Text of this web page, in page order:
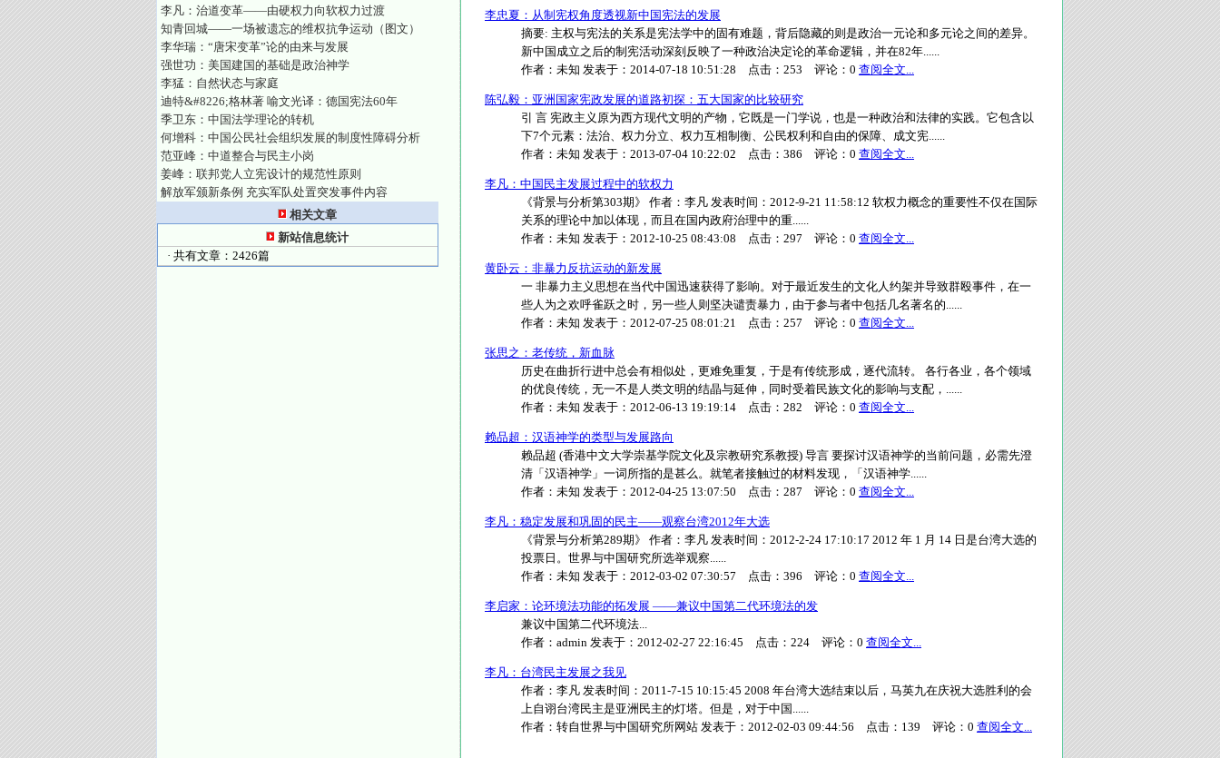
李凡：治道变革——由硬权力向软权力过渡
知青回城——一场被遗忘的维权抗争运动（图文）
李华瑞：“唐宋变革”论的由来与发展
强世功：美国建国的基础是政治神学
李猛：自然状态与家庭
迪特&#8226;格林著 喻文光译：德国宪法60年
季卫东：中国法学理论的转机
何增科：中国公民社会组织发展的制度性障碍分析
范亚峰：中道整合与民主小岗
姜峰：联邦党人立宪设计的规范性原则
解放军颁新条例 充实军队处置突发事件内容
相关文章
新站信息统计
· 共有文章：2426篇
李忠夏：从制宪权角度透视新中国宪法的发展
摘要: 主权与宪法的关系是宪法学中的固有难题，背后隐藏的则是政治一元论和多元论之间的差异。
新中国成立之后的制宪活动深刻反映了一种政治决定论的革命逻辑，并在82年......
作者： 未知 发表于： 2014-07-18 10:51:28 点击： 253 评论： 0 查阅全文...
陈弘毅：亚洲国家宪政发展的道路初探：五大国家的比较研究
引 言 宪政主义原为西方现代文明的产物，它既是一门学说，也是一种政治和法律的实践。它包含以
下7个元素：法治、权力分立、权力互相制衡、公民权利和自由的保障、成文宪......
作者： 未知 发表于： 2013-07-04 10:22:02 点击： 386 评论： 0 查阅全文...
李凡：中国民主发展过程中的软权力
《背景与分析第303期》 作者：李凡 发表时间：2012-9-21 11:58:12 软权力概念的重要性不仅在国际
关系的理论中加以体现，而且在国内政府治理中的重......
作者： 未知 发表于： 2012-10-25 08:43:08 点击： 297 评论： 0 查阅全文...
黄卧云：非暴力反抗运动的新发展
一 非暴力主义思想在当代中国迅速获得了影响。对于最近发生的文化人约架并导致群殴事件，在一
些人为之欢呼雀跃之时，另一些人则坚决谴责暴力，由于参与者中包括几名著名的......
作者： 未知 发表于： 2012-07-25 08:01:21 点击： 257 评论： 0 查阅全文...
张思之：老传统，新血脉
历史在曲折行进中总会有相似处，更难免重复，于是有传统形成，逐代流转。 各行各业，各个领域
的优良传统，无一不是人类文明的结晶与延伸，同时受着民族文化的影响与支配，......
作者： 未知 发表于： 2012-06-13 19:19:14 点击： 282 评论： 0 查阅全文...
赖品超：汉语神学的类型与发展路向
赖品超 (香港中文大学崇基学院文化及宗教研究系教授) 导言 要探讨汉语神学的当前问题，必需先澄
清「汉语神学」一词所指的是甚么。就笔者接触过的材料发现，「汉语神学......
作者： 未知 发表于： 2012-04-25 13:07:50 点击： 287 评论： 0 查阅全文...
李凡：稳定发展和巩固的民主——观察台湾2012年大选
《背景与分析第289期》 作者：李凡 发表时间：2012-2-24 17:10:17 2012 年 1 月 14 日是台湾大选的
投票日。世界与中国研究所选举观察......
作者： 未知 发表于： 2012-03-02 07:30:57 点击： 396 评论： 0 查阅全文...
李启家：论环境法功能的拓发展 ——兼议中国第二代环境法的发
兼议中国第二代环境法...
作者： admin 发表于： 2012-02-27 22:16:45 点击： 224 评论： 0 查阅全文...
李凡：台湾民主发展之我见
作者：李凡 发表时间：2011-7-15 10:15:45 2008 年台湾大选结束以后，马英九在庆祝大选胜利的会
上自诩台湾民主是亚洲民主的灯塔。但是，对于中国......
作者： 转自世界与中国研究所网站 发表于： 2012-02-03 09:44:56 点击： 139 评论： 0 查阅全文...